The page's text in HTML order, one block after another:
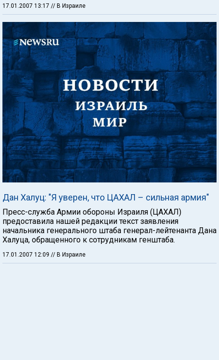
17.01.2007 13:17 // В Израиле
Дан Халуц: "Я уверен, что ЦАХАЛ – сильная армия"
Пресс-служба Армии обороны Израиля (ЦАХАЛ)
предоставила нашей редакции текст заявления
начальника генерального штаба генерал-лейтенанта Дана
Халуца, обращенного к сотрудникам генштаба.
17.01.2007 12:09 // В Израиле